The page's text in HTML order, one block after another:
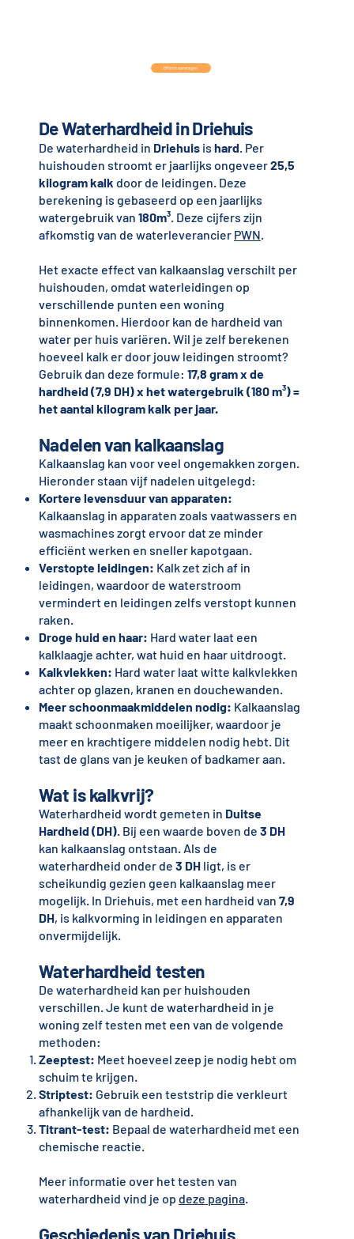
De Waterhardheid in Driehuis
De waterhardheid in Driehuisis hard. Per
huishouden stroomt er jaarlijks ongeveer25,5
kilogram kalk door de leidingen. Deze
berekening is gebaseerd op een jaarlijks
watergebruik van 180m³. Deze cijfers zijn
afkomstig van de waterleverancier PWN.
Het exacte effect van kalkaanslag verschilt per
huishouden, omdat waterleidingen op
verschillende punten een woning
binnenkomen. Hierdoor kan de hardheid van
water per huis variëren. Wil je zelf berekenen
hoeveel kalk er door jouw leidingen stroomt?
Gebruik dan deze formule: 17,8 gram x de
hardheid (7,9 DH) x het watergebruik (180 m³) =
het aantal kilogram kalk per jaar.
Nadelen van kalkaanslag
Kalkaanslag kan voor veel ongemakken zorgen.
Hieronder staan vijf nadelen uitgelegd:
Kortere levensduur van apparaten:
Kalkaanslag in apparaten zoals vaatwassers en
wasmachines zorgt ervoor dat ze minder
efficiënt werken en sneller kapotgaan.
Verstopte leidingen: Kalk zet zich af in
leidingen, waardoor de waterstroom
vermindert en leidingen zelfs verstopt kunnen
raken.
Droge huid en haar: Hard water laat een
kalklaagje achter, wat huid en haar uitdroogt.
Kalkvlekken: Hard water laat witte kalkvlekken
achter op glazen, kranen en douchewanden.
Meer schoonmaakmiddelen nodig: Kalkaanslag
maakt schoonmaken moeilijker, waardoor je
meer en krachtigere middelen nodig hebt. Dit
tast de glans van je keuken of badkamer aan.
Wat is kalkvrij?
Waterhardheid wordt gemeten in Duitse
Hardheid (DH). Bij een waarde boven de 3 DH
kan kalkaanslag ontstaan. Als de
waterhardheid onder de 3 DHligt, is er
scheikundig gezien geen kalkaanslag meer
mogelijk. In Driehuis, met een hardheid van 7,9
DH, is kalkvorming in leidingen en apparaten
onvermijdelijk.
Waterhardheid testen
De waterhardheid kan per huishouden
verschillen. Je kunt de waterhardheid in je
woning zelf testen met een van de volgende
methoden:
Zeeptest: Meet hoeveel zeep je nodig hebt om
schuim te krijgen.
Striptest: Gebruik een teststrip die verkleurt
afhankelijk van de hardheid.
Titrant-test: Bepaal de waterhardheid met een
chemische reactie.
Meer informatie over het testen van
waterhardheid vind je op deze pagina.
Geschiedenis van Driehuis
Offerte aanvragen